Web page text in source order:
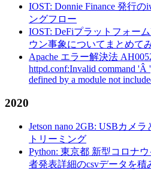
IOST: Donnie Finance 発行
ングフロー
IOST: DeFiプラットフォー
ウン事象についてまとめて
Apache エラー解決法
httpd.conf:Invalid command 'Â
defined by a module not
2020
Jetson nano 2GB: USBカメ
トリーミング
Python: 東京都 新型コロナ
者発表詳細のcsvデータを積